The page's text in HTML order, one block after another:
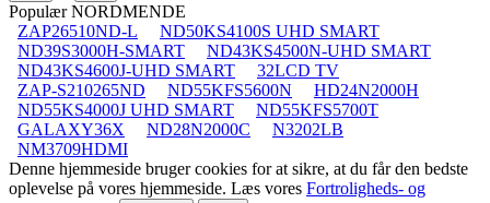
Populær NORDMENDE
ZAP26510ND-L
ND50KS4100S UHD SMART
ND39S3000H-SMART
ND43KS4500N-UHD SMART
ND43KS4600J-UHD SMART
32LCD TV
ZAP-S210265ND
ND55KFS5600N
HD24N2000H
ND55KS4000J UHD SMART
ND55KFS5700T
GALAXY36X
ND28N2000C
N3202LB
NM3709HDMI
Denne hjemmeside bruger cookies for at sikre, at du får den bedste
oplevelse på vores hjemmeside. Læs vores Fortroligheds- og